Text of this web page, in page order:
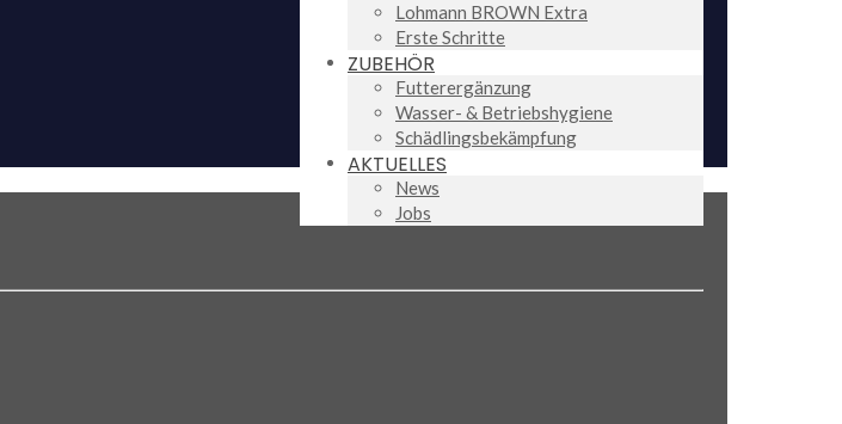
Lohmann BROWN Extra
Erste Schritte
ZUBEHÖR
Futterergänzung
Wasser- & Betriebshygiene
Schädlingsbekämpfung
AKTUELLES
News
Jobs